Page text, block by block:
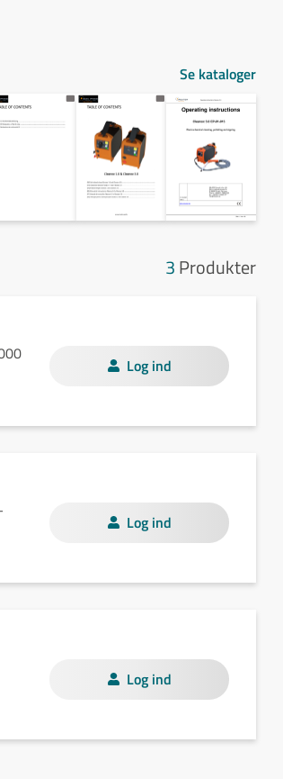
Se kataloger
3Produkter
Log ind
Log ind
Log ind